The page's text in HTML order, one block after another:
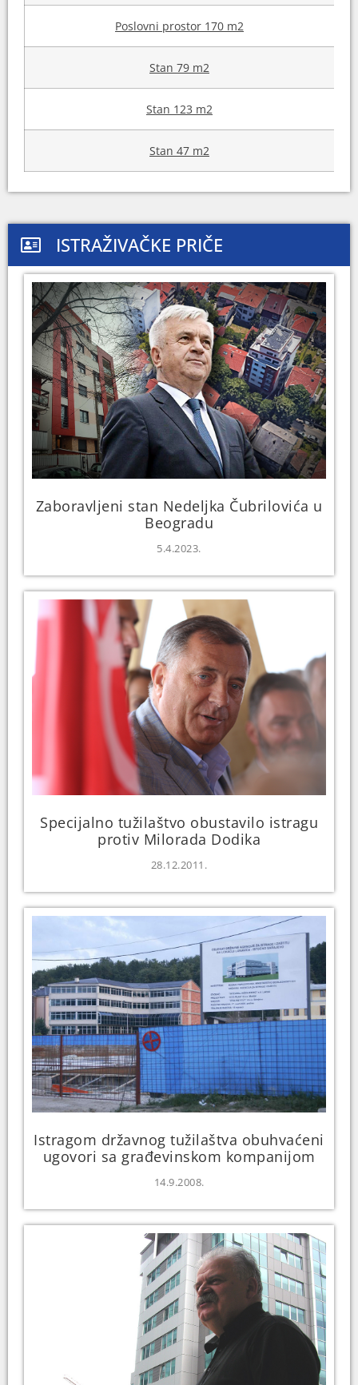
Poslovni prostor 170 m2
Stan 79 m2
Stan 123 m2
Stan 47 m2
ISTRAŽIVAČKE PRIČE
Zaboravljeni stan Nedeljka Čubrilovića u
Beogradu
5.4.2023.
Specijalno tužilaštvo obustavilo istragu
protiv Milorada Dodika
28.12.2011.
Istragom državnog tužilaštva obuhvaćeni
ugovori sa građevinskom kompanijom
14.9.2008.